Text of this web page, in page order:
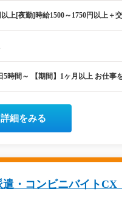
上[夜勤]時給1500～1750円以上＋
5時間～ 【期間】1ヶ月以上 お仕事
詳細をみる
・コンビニバイトCX